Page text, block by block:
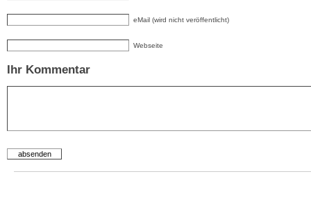
eMail (wird nicht veröffentlicht)
Webseite
Ihr Kommentar